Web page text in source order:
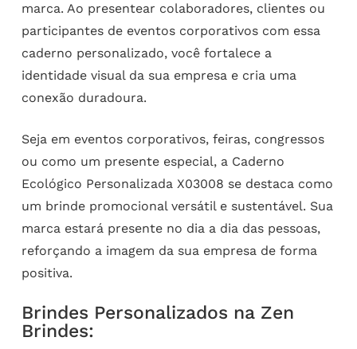
marca. Ao presentear colaboradores, clientes ou
participantes de eventos corporativos com essa
caderno personalizado, você fortalece a
identidade visual da sua empresa e cria uma
conexão duradoura.
Seja em eventos corporativos, feiras, congressos
ou como um presente especial, a Caderno
Ecológico Personalizada X03008 se destaca como
um brinde promocional versátil e sustentável. Sua
marca estará presente no dia a dia das pessoas,
reforçando a imagem da sua empresa de forma
positiva.
Brindes Personalizados na Zen
Brindes: